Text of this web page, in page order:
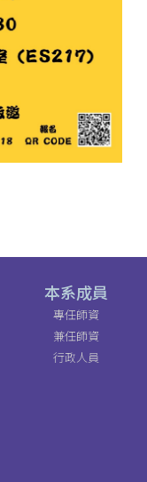
本系成員
專任師資
兼任師資
行政人員